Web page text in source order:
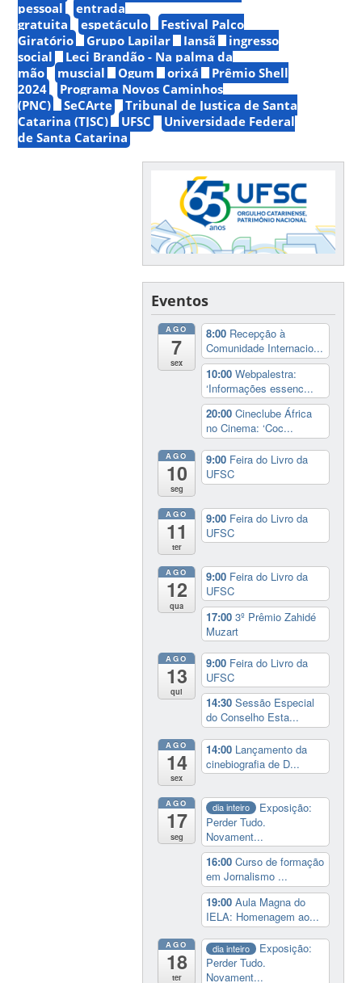
pessoal
entrada
gratuita
espetáculo
Festival Palco
Giratório
Grupo Lapilar Iansã
ingresso
social
Leci Brandão - Na palma da
mão
muscial Ogum orixá
Prêmio Shell
2024
Programa Novos Caminhos
(PNC)
SeCArte
Tribunal de Justiça de Santa
Catarina (TJSC)
UFSC
Universidade Federal
de Santa Catarina
Eventos
AGO
7
sex
8:00 Recepção à
Comunidade Internacio...
10:00Webpalestra:
‘Informações essenc...
20:00Cineclube África
no Cinema: ‘Coc...
AGO
10
seg
9:00 Feira do Livro da
UFSC
AGO
11
ter
9:00 Feira do Livro da
UFSC
AGO
12
qua
9:00 Feira do Livro da
UFSC
17:003º Prêmio Zahidé
Muzart
AGO
13
qui
9:00 Feira do Livro da
UFSC
14:30Sessão Especial
do Conselho Esta...
AGO
14
sex
14:00 Lançamento da
cinebiografia de D...
AGO
17
seg
dia inteiro
Exposição:
Perder Tudo.
Novament...
16:00Curso de formação
em Jornalismo ...
19:00Aula Magna do
IELA: Homenagem ao...
AGO
18
ter
dia inteiro
Exposição:
Perder Tudo.
Novament...